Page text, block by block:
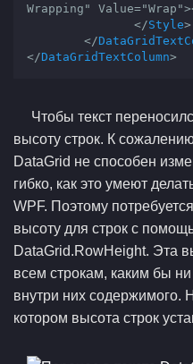
Wrapping " Value="Wrap
</Style>
</
</DataGridTextColumn>
Чтобы текст
высоту строк. К
DataGrid не способен
гибко, как это умеют
WPF. Поэтому
высоту для строк с
DataGrid.RowHeight. Эта
всем строкам, каким бы
внутри них содержимого.
котором высота строк